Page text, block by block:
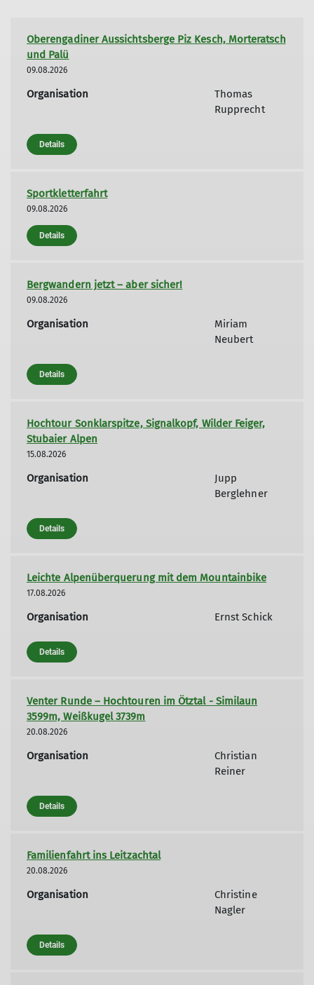
Oberengadiner Aussichtsberge Piz Kesch, Morteratsch
und Palü
09.08.2026
Organisation
Thomas
Rupprecht
Details
Sportkletterfahrt
09.08.2026
Details
Bergwandern jetzt – aber sicher!
09.08.2026
Organisation
Miriam
Neubert
Details
Hochtour Sonklarspitze, Signalkopf, Wilder Feiger,
Stubaier Alpen
15.08.2026
Organisation
Jupp
Berglehner
Details
Leichte Alpenüberquerung mit dem Mountainbike
17.08.2026
Organisation Ernst Schick
Details
Venter Runde – Hochtouren im Ötztal - Similaun
3599m, Weißkugel 3739m
20.08.2026
Organisation
Christian
Reiner
Details
Familienfahrt ins Leitzachtal
20.08.2026
Organisation
Christine
Nagler
Details